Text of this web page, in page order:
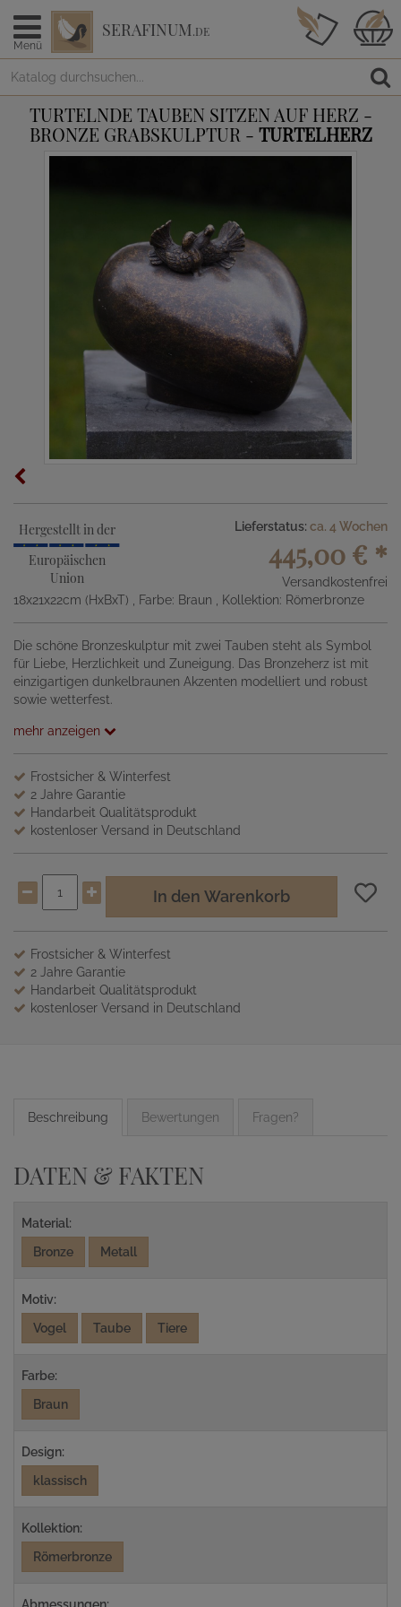
Menü
SERAFINUM.DE
TURTELNDE TAUBEN SITZEN AUF HERZ -
BRONZE GRABSKULPTUR - TURTELHERZ
Hergestellt in der
Europäischen
Union
Lieferstatus: ca. 4 Wochen
445,00 € *
Versandkostenfrei
18x21x22cm (HxBxT)
, Farbe: Braun , Kollektion: Römerbronze
Die schöne Bronzeskulptur mit zwei Tauben steht als Symbol
für Liebe, Herzlichkeit und Zuneigung. Das Bronzeherz ist mit
einzigartigen dunkelbraunen Akzenten modelliert und robust
sowie wetterfest.
mehr anzeigen
Frostsicher & Winterfest
2 Jahre Garantie
Handarbeit Qualitätsprodukt
kostenloser Versand in Deutschland
In den Warenkorb
Frostsicher & Winterfest
2 Jahre Garantie
Handarbeit Qualitätsprodukt
kostenloser Versand in Deutschland
Beschreibung Bewertungen Fragen?
DATEN & FAKTEN
Material:
Bronze
Metall
Motiv:
Vogel
Taube Tiere
Farbe:
Braun
Design:
klassisch
Kollektion:
Römerbronze